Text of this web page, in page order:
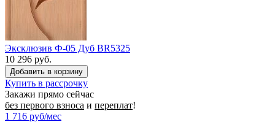
Эксклюзив Ф-05 Дуб BR5325
10 296 руб.
Купить в рассрочку
Закажи прямо сейчас
без первого взноса и переплат!
1 716 руб/мес